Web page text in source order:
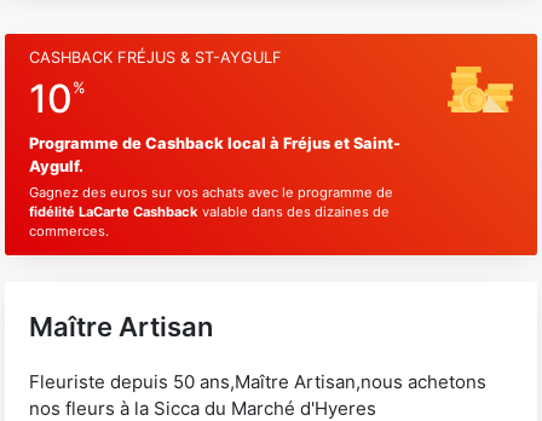
CASHBACK FRÉJUS & ST-AYGULF
10 %
Programme de Cashback local à Fréjus et Saint-
Aygulf.
Gagnez des euros sur vos achats avec le programme de
fidélité LaCarte Cashback valable dans des dizaines de
commerces.
Maître Artisan
Fleuriste depuis 50 ans,Maître Artisan,nous achetons
nos fleurs à la Sicca du Marché d'Hyeres